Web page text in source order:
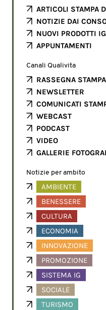
ARTICOLI STAMPA
NOTIZIE DAI
NUOVI PRODOTTI IG
APPUNTAMENTI
Canali Qualivita
RASSEGNA STAMPA
NEWSLETTER
COMUNICATI
WEBCAST
PODCAST
VIDEO
GALLERIE
Notizie per ambito
AMBIENTE
BENESSERE
CULTURA
ECONOMIA
INNOVAZIONE
PROMOZIONE
SISTEMA IG
SOCIALE
TURISMO